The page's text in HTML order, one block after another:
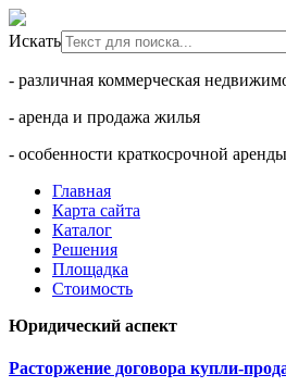
Искать
- различная коммерческая
- аренда и продажа жилья
- особенности краткосрочной аренды
Главная
Карта сайта
Каталог
Решения
Площадка
Стоимость
Юридический аспект
Расторжение договора купли-